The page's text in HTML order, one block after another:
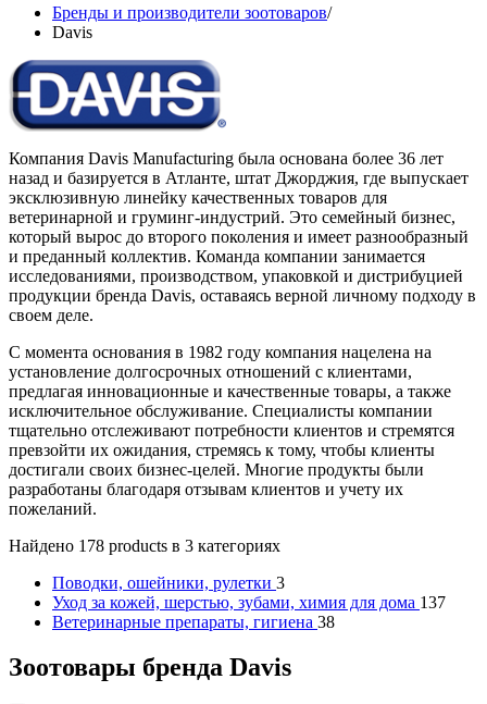
Бренды и производители зоотоваров/
Davis
Компания Davis Manufacturing была основана более 36 лет
назад и базируется в Атланте, штат Джорджия, где выпускает
эксклюзивную линейку качественных товаров для
ветеринарной и груминг-индустрий. Это семейный бизнес,
который вырос до второго поколения и имеет разнообразный
и преданный коллектив. Команда компании занимается
исследованиями, производством, упаковкой и дистрибуцией
продукции бренда Davis, оставаясь верной личному подходу в
своем деле.
С момента основания в 1982 году компания нацелена на
установление долгосрочных отношений с клиентами,
предлагая инновационные и качественные товары, а также
исключительное обслуживание. Специалисты компании
тщательно отслеживают потребности клиентов и стремятся
превзойти их ожидания, стремясь к тому, чтобы клиенты
достигали своих бизнес-целей. Многие продукты были
разработаны благодаря отзывам клиентов и учету их
пожеланий.
Найдено 178 products в 3 категориях
Поводки, ошейники, рулетки 3
Уход за кожей, шерстью, зубами, химия для дома 137
Ветеринарные препараты, гигиена 38
Зоотовары бренда Davis